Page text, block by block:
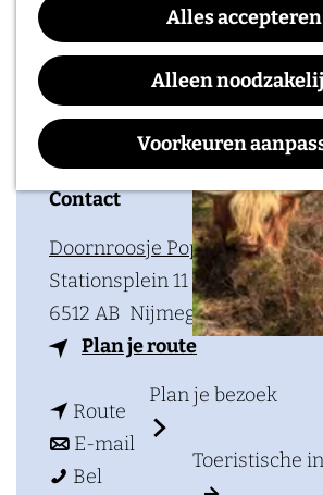
Alles accepteren
Alleen
Voorkeuren
e
Plan je bezoek
Toeristische
Poppodium
Contact
Doornroosje Poppodium
Stationsplein 11
6512 AB Nijmegen
Plan je routen
a
Route
a
E-mail
Bel